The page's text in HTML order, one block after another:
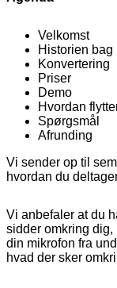
Velkomst
Historien bag
Konvertering
Priser
Demo
Hvordan
Spørgsmål
Afrunding
Vi sender op til
hvordan du
Vi anbefaler at du
sidder omkring
din mikrofon fra
hvad der sker